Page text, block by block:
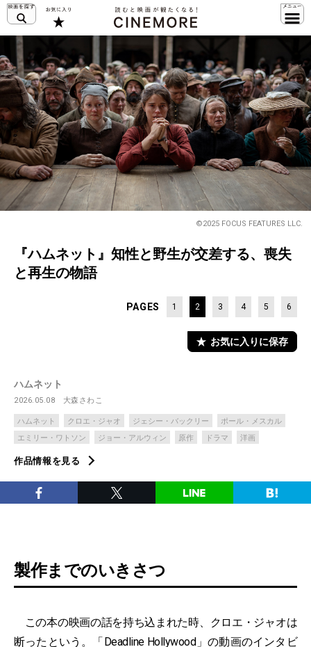
©2025 FOCUS FEATURES LLC.
『ハムネット』知性と野生が交差する、喪失
と再生の物語
PAGES 1 2 3 4 5 6
お気に入りに保存
ハムネット
2026.05.08 大森さわこ
ハムネット クロエ・ジャオ ジェシー・バックリー
ポール・メスカル
エミリー・ワトソン
ジョー・アルウィン 原作 ドラマ 洋画
作品情報を見る
製作までのいきさつ
この本の映画の話を持ち込まれた時、クロエ・ジャオは
断ったという。「Deadline Hollywood」の動画のインタビ